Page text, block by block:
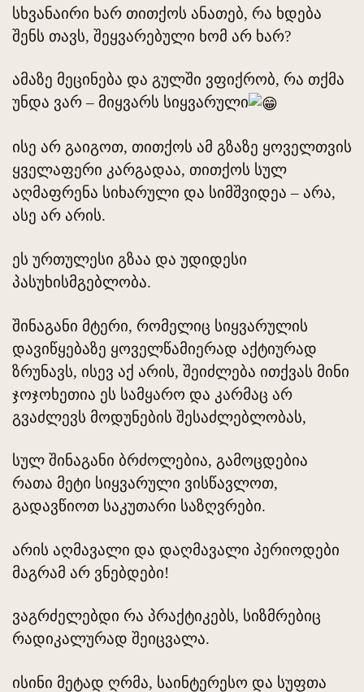
სხვანაირი ხარ თითქოს ანათებ, რა ხდება
შენს თავს, შეყვარებული ხომ არ ხარ?
ამაზე მეცინება და გულში ვფიქრობ, რა თქმა
უნდა ვარ – მიყვარს სიყვარული
ისე არ გაიგოთ, თითქოს ამ გზაზე ყოველთვის
ყველაფერი კარგადაა, თითქოს სულ
აღმაფრენა სიხარული და სიმშვიდეა – არა,
ასე არ არის.
ეს ურთულესი გზაა და უდიდესი
პასუხისმგებლობა.
შინაგანი მტერი, რომელიც სიყვარულის
დავიწყებაზე ყოველწამიერად აქტიურად
ზრუნავს, ისევ აქ არის, შეიძლება ითქვას მინი
ჯოჯოხეთია ეს სამყარო და კარმაც არ
გვაძლევს მოდუნების შესაძლებლობას,
სულ შინაგანი ბრძოლებია, გამოცდებია
რათა მეტი სიყვარული ვისწავლოთ,
გადავწიოთ საკუთარი საზღვრები.
არის აღმავალი და დაღმავალი პერიოდები
მაგრამ არ ვნებდები!
ვაგრძელებდი რა პრაქტიკებს, სიზმრებიც
რადიკალურად შეიცვალა.
ისინი მეტად ღრმა, საინტერესო და სუფთა